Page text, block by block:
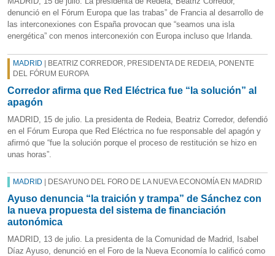
denunció en el Fórum Europa que las trabas” de Francia al desarrollo de
las interconexiones con España provocan que “seamos una isla
energética” con menos interconexión con Europa incluso que Irlanda.
MADRID | BEATRIZ CORREDOR, PRESIDENTA DE REDEIA, PONENTE
DEL FÓRUM EUROPA
Corredor afirma que Red Eléctrica fue “la solución” al
apagón
MADRID, 15 de julio. La presidenta de Redeia, Beatriz Corredor, defendió
en el Fórum Europa que Red Eléctrica no fue responsable del apagón y
afirmó que “fue la solución porque el proceso de restitución se hizo en
unas horas”.
MADRID | DESAYUNO DEL FORO DE LA NUEVA ECONOMÍA EN MADRID
Ayuso denuncia “la traición y trampa” de Sánchez con
la nueva propuesta del sistema de financiación
autonómica
MADRID, 13 de julio. La presidenta de la Comunidad de Madrid, Isabel
Díaz Ayuso, denunció en el Foro de la Nueva Economía lo calificó como